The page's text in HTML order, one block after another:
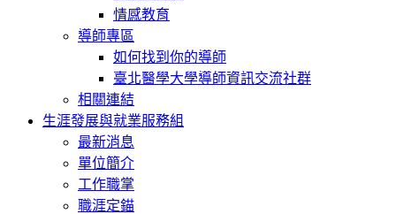
情感教育
導師專區
如何找到你的導師
臺北醫學大學導師資訊交流社群
相關連結
生涯發展與就業服務組
最新消息
單位簡介
工作職掌
職涯定錨